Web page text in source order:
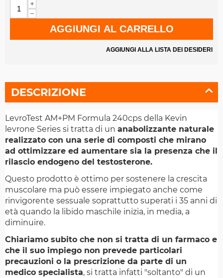
+
−
AGGIUNGI AL CARRELLO
AGGIUNGI ALLA LISTA DEI DESIDERI
DESCRIZIONE
LevroTest AM+PM Formula 240cps della Kevin
levrone Series si tratta di un anabolizzante naturale
realizzato con una serie di composti che mirano
ad ottimizzare ed aumentare sia la presenza che il
rilascio endogeno del testosterone.
Questo prodotto è ottimo per sostenere la crescita
muscolare ma può essere impiegato anche come
rinvigorente sessuale soprattutto superati i 35 anni di
età quando la libido maschile inizia, in media, a
diminuire.
Chiariamo subito che non si tratta di un farmaco e
che il suo impiego non prevede particolari
precauzioni o la prescrizione da parte di un
medico specialista, si tratta infatti "soltanto" di un